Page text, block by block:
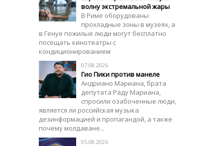
волну экстремальной жары
В Риме оборудованы
прохладные зоны в музеях, а
в Генуе пожилые люди могут бесплатно
посещать кинотеатры с
кондиционированием
07.08.2026
Гио Пики против манеле
Андриано Мариана, брата
депутата Раду Мариана,
спросили озабоченные люди,
является ли российская музыка
дезинформацией и пропагандой, а также
почему молдаване...
05.08.2026